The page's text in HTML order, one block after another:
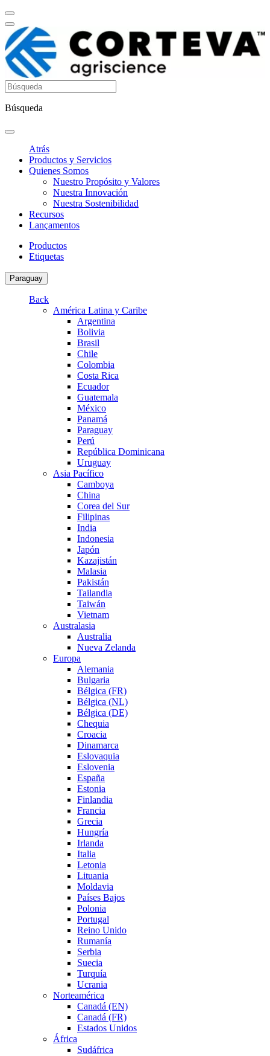
Búsqueda
Atrás
Productos y Servicios
Quienes Somos
Nuestro Propósito y Valores
Nuestra Innovación
Nuestra Sostenibilidad
Recursos
Lançamentos
Productos
Etiquetas
Paraguay
Back
América Latina y Caribe
Argentina
Bolivia
Brasil
Chile
Colombia
Costa Rica
Ecuador
Guatemala
México
Panamá
Paraguay
Perú
República Dominicana
Uruguay
Asia Pacífico
Camboya
China
Corea del Sur
Filipinas
India
Indonesia
Japón
Kazajistán
Malasia
Pakistán
Tailandia
Taiwán
Vietnam
Australasia
Australia
Nueva Zelanda
Europa
Alemania
Bulgaria
Bélgica (FR)
Bélgica (NL)
Bélgica (DE)
Chequia
Croacia
Dinamarca
Eslovaquia
Eslovenia
España
Estonia
Finlandia
Francia
Grecia
Hungría
Irlanda
Italia
Letonia
Lituania
Moldavia
Países Bajos
Polonia
Portugal
Reino Unido
Rumanía
Serbia
Suecia
Turquía
Ucrania
Norteamérica
Canadá (EN)
Canadá (FR)
Estados Unidos
África
Sudáfrica